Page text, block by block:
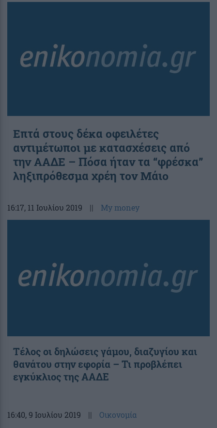
Επτά στους δέκα οφειλέτες
αντιμέτωποι με κατασχέσεις από
την ΑΑΔΕ – Πόσα ήταν τα “φρέσκα”
ληξιπρόθεσμα χρέη τον Μάιο
16:17, 11 Ιουλίου 2019 || My money
Τέλος οι δηλώσεις γάμου, διαζυγίου και
θανάτου στην εφορία – Τι προβλέπει
εγκύκλιος της ΑΑΔΕ
16:40, 9 Ιουλίου 2019 || Οικονομία